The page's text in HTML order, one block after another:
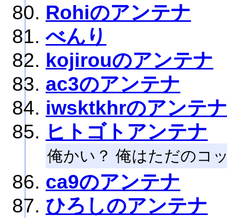
Rohiのアンテナ
べんり
kojirouのアンテナ
ac3のアンテナ
iwsktkhrのアンテナ
ヒトゴトアンテナ
俺かい？ 俺はただのコ
ca9のアンテナ
ひろしのアンテナ